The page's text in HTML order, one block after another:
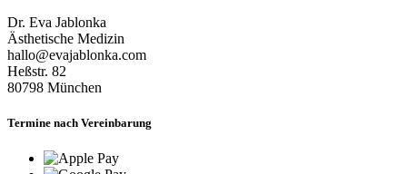
Dr. Eva Jablonka
Ästhetische Medizin
hallo@evajablonka.com
Heßstr. 82
80798 München
Termine nach Vereinbarung